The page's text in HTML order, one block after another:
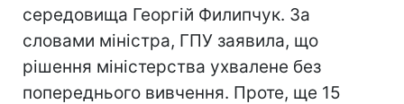
середовища Георгій Филипчук. За
словами міністра, ГПУ заявила, що
рішення міністерства ухвалене без
попереднього вивчення. Проте, ще 15